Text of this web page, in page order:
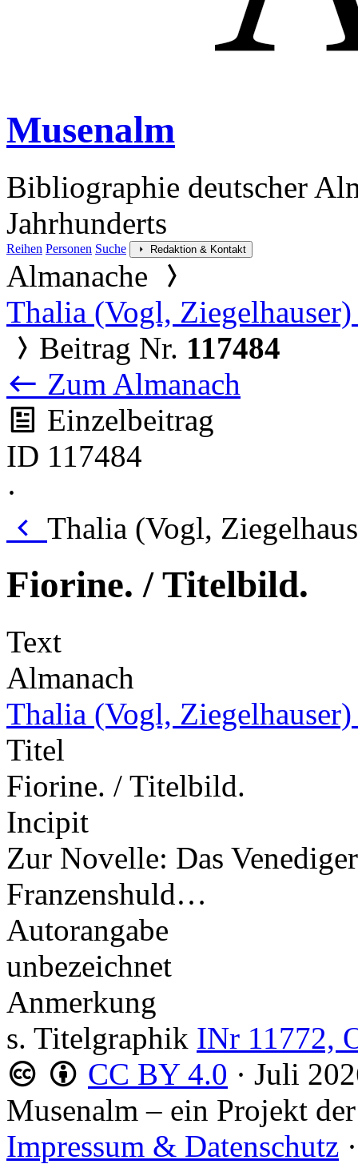
Musenalm
Bibliographie deutscher
Jahrhunderts
Reihen Personen Suche Redaktion & Kontakt
Almanache
Thalia (Vogl,
Beitrag Nr. 117484
Zum Almanach
Einzelbeitrag
ID 117484
·
Thalia (Vogl,
Fiorine. / Titelbild.
Text
Almanach
Thalia (Vogl,
Titel
Fiorine. / Titelbild.
Incipit
Zur Novelle: Das
Franzenshuld…
Autorangabe
unbezeichnet
Anmerkung
s. Titelgraphik INr 11772,
CC BY 4.0 · Juli
Musenalm – ein Projekt der
Impressum & Datenschutz ·